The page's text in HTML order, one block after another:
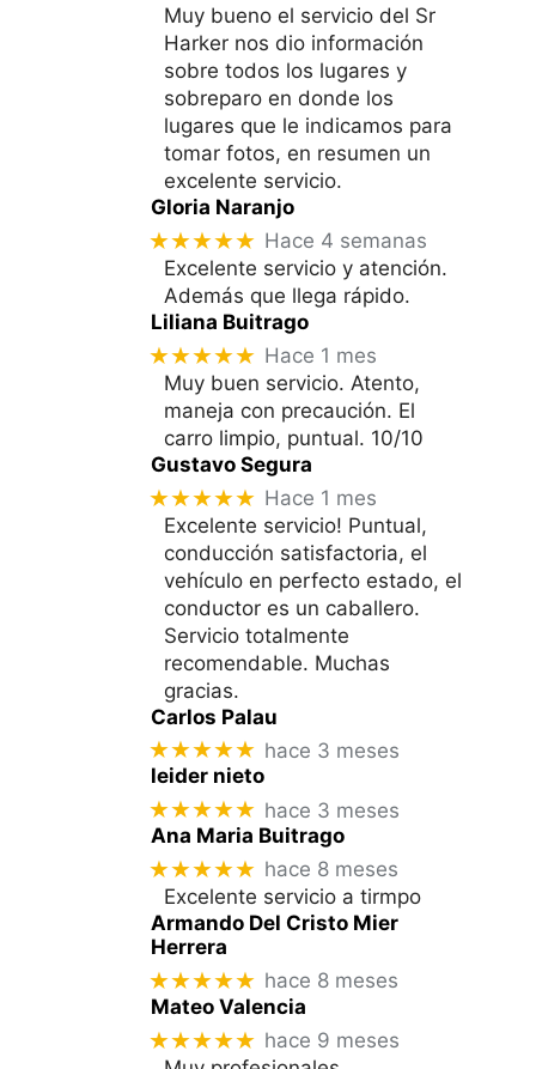
Muy bueno el servicio del Sr
Harker nos dio información
sobre todos los lugares y
sobreparo en donde los
lugares que le indicamos para
tomar fotos, en resumen un
excelente servicio.
Gloria Naranjo
★★★★★ Hace 4 semanas
Excelente servicio y atención.
Además que llega rápido.
Liliana Buitrago
★★★★★ Hace 1 mes
Muy buen servicio. Atento,
maneja con precaución. El
carro limpio, puntual. 10/10
Gustavo Segura
★★★★★ Hace 1 mes
Excelente servicio! Puntual,
conducción satisfactoria, el
vehículo en perfecto estado, el
conductor es un caballero.
Servicio totalmente
recomendable. Muchas
gracias.
Carlos Palau
★★★★★ hace 3 meses
leider nieto
★★★★★ hace 3 meses
Ana Maria Buitrago
★★★★★ hace 8 meses
Excelente servicio a tirmpo
Armando Del Cristo Mier
Herrera
★★★★★ hace 8 meses
Mateo Valencia
★★★★★ hace 9 meses